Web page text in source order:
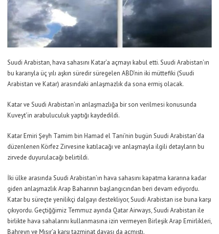
Suudi Arabistan, hava sahasını Katar’a açmayı kabul etti. Suudi Arabistan’ın
bu kararıyla üç yılı aşkın süredir süregelen ABD’nin iki müttefiki (Suudi
Arabistan ve Katar) arasındaki anlaşmazlık da sona ermiş olacak.
Katar ve Suudi Arabistan’ın anlaşmazlığa bir son verilmesi konusunda
Kuveyt’in arabuluculuk yaptığı kaydedildi.
Katar Emiri Şeyh Tamim bin Hamad el Tani’nin bugün Suudi Arabistan’da
düzenlenen Körfez Zirvesine katılacağı ve anlaşmayla ilgili detayların bu
zirvede duyurulacağı belirtildi.
İki ülke arasında Suudi Arabistan’ın hava sahasını kapatma kararına kadar
giden anlaşmazlık Arap Baharının başlangıcından beri devam ediyordu.
Katar bu süreçte yenilikçi dalgayı destekliyor, Suudi Arabistan ise buna karşı
çıkıyordu. Geçtiğğimiz Temmuz ayında Qatar Airways, Suudi Arabistan ile
birlikte hava sahalarını kullanmasına izin vermeyen Birleşik Arap Emirlikleri,
Bahreyn ve Mısır’a karşı tazminat davası da açmıştı.